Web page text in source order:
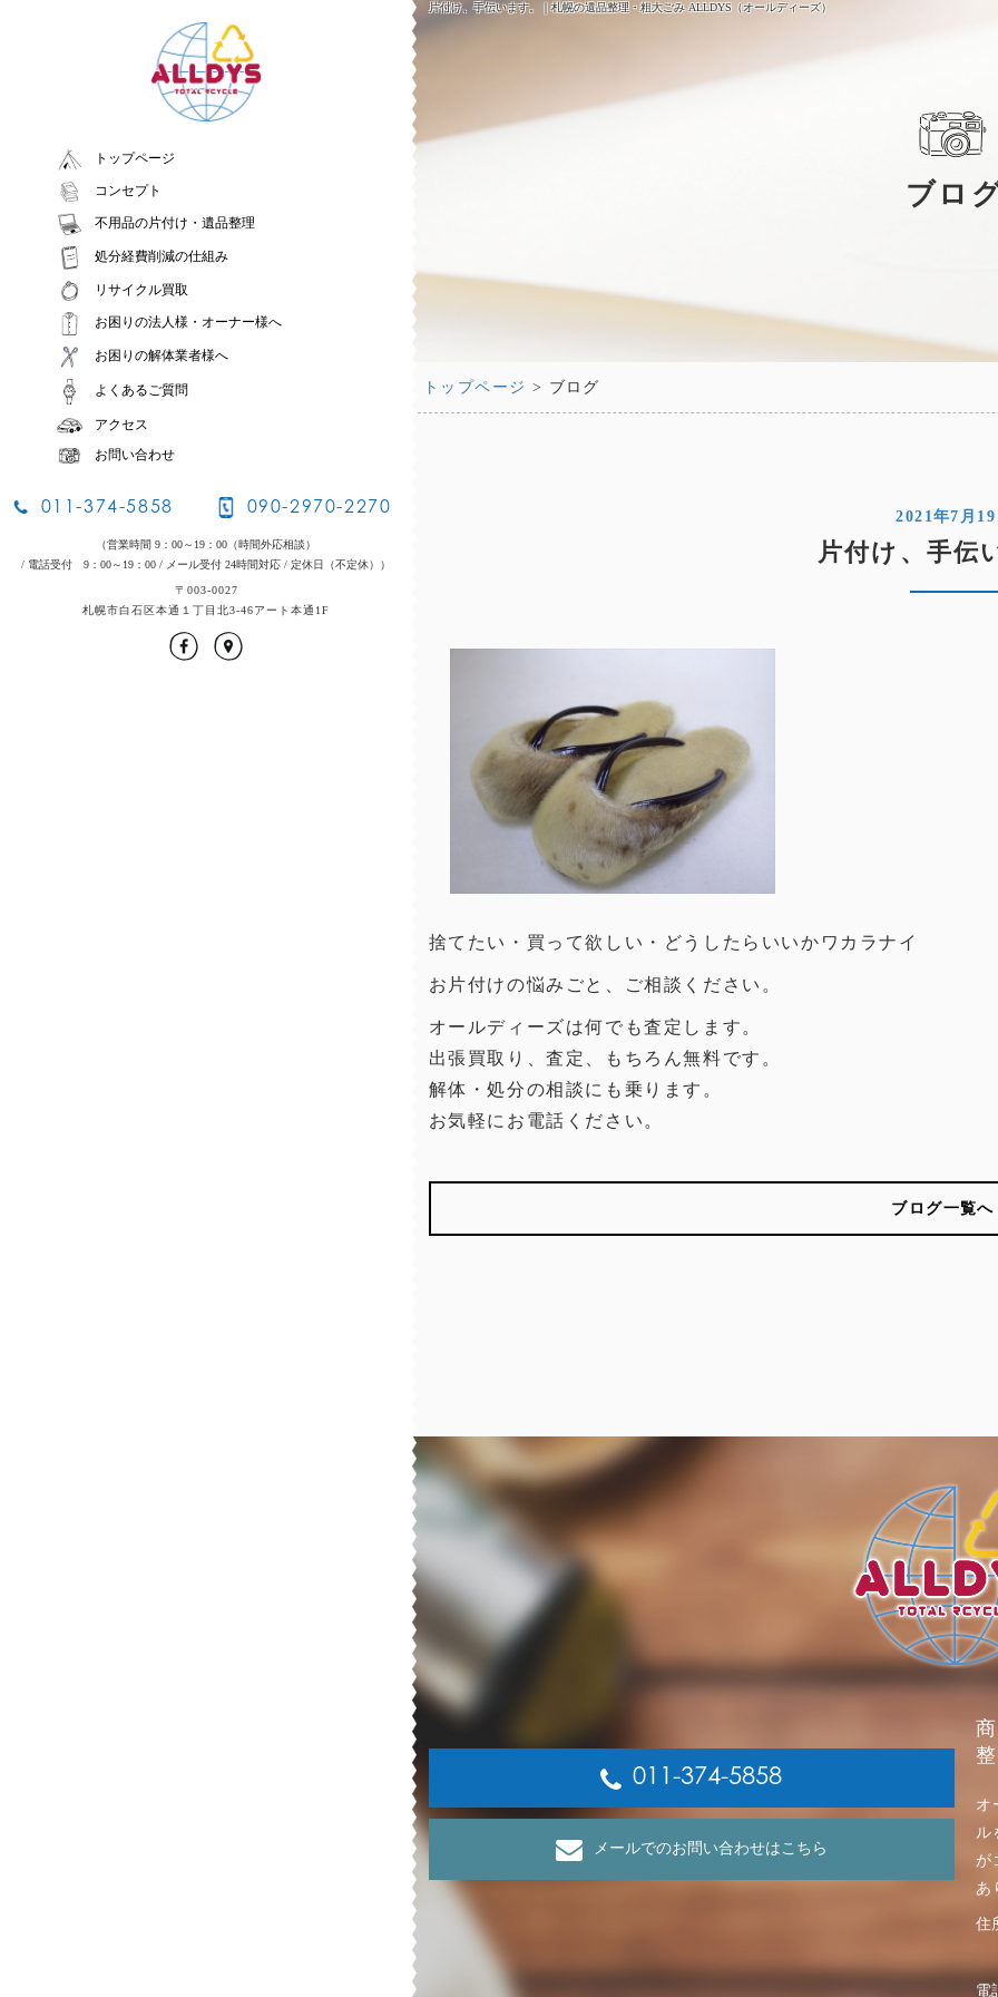
片付け、手伝います。｜札幌の遺品整理・粗大ごみ ALLDYS（オールディーズ）
トップページ
コンセプト
不用品の片付け・遺品整理
処分経費削減の仕組み
リサイクル買取
お困りの法人様・オーナー様へ
お困りの解体業者様へ
よくあるご質問
アクセス
お問い合わせ
011-374-5858 090-2970-2270
（営業時間 9：00～19：00（時間外応相談）
/ 電話受付 9：00～19：00 / メール受付 24時間対応 / 定休日（不定休））
〒003-0027
札幌市白石区本通１丁目北3-46アート本通1F
ブロ
トップページ > ブログ
2021年7月
片付け、手伝
捨てたい・買って欲しい・どうしたらいいかワカラナイ
お片付けの悩みごと、ご相談ください。
オールディーズは何でも査定します。
出張買取り、査定、もちろん無料です。
解体・処分の相談にも乗ります。
お気軽にお電話ください。
ブログ一覧
011-374-5858
メールでのお問い合わせはこちら
オ
ル
が
あ
住
電